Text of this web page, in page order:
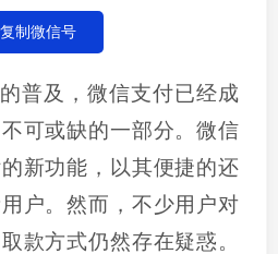
复制微信号
普及，微信支付已经成
可或缺的一部分。微信
新功能，以其便捷的还
户。然而，不少用户对
款方式仍然存在疑惑。